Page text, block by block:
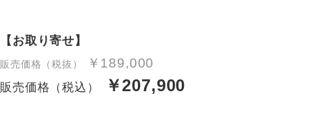
【お取り寄せ】
販売価格（税抜） ￥189,000
販売価格（税込） ￥207,900